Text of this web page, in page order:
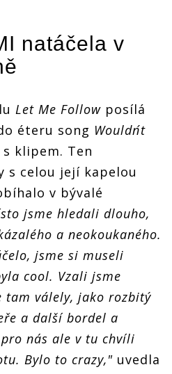
natáčela v
Let Me Follow posílá
éteru song Wouldn´t
klipem. Ten
s celou její kapelou
v bývalé
jsme hledali dlouho,
a neokoukaného.
jsme si museli
cool. Vzali jsme
tam válely, jako rozbitý
a další bordel a
nás ale v tu chvíli
Bylo to crazy," uvedla